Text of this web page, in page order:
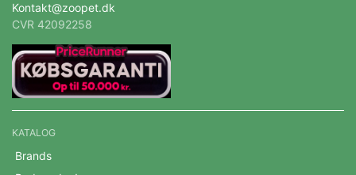
Kontakt@zoopet.dk
CVR 42092258
KATALOG
Brands